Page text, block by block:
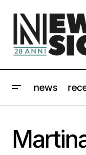
news